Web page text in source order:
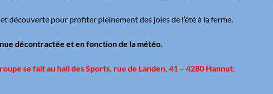
découverte pour profiter pleinement des joies de l’été à la ferme.
décontractée et en fonction de la météo.
se fait au hall des Sports, rue de Landen, 41 – 4280 Hannut.